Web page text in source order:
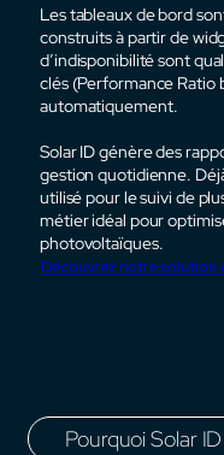
Les tableaux de bord
construits à partir de
d’indisponibilité sont
clés (Performance Ratio
automatiquement.
Solar ID génère des
gestion quotidienne.
utilisé pour le suivi de
métier idéal pour
photovoltaïques.
Découvrez notre solution
Pourquoi Solar